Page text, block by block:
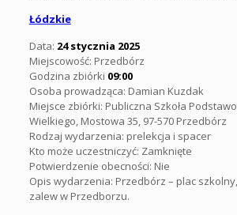
Łódzkie
Data: 24 stycznia 2025
Miejscowość: Przedbórz
Godzina zbiórki 09:00
Osoba prowadząca: Damian Kuzdak
Miejsce zbiórki: Publiczna Szkoła
Wielkiego, Mostowa 35, 97-570 Przedbórz
Rodzaj wydarzenia: prelekcja i spacer
Kto może uczestniczyć: Zamknięte
Potwierdzenie obecności: Nie
Opis wydarzenia: Przedbórz – plac
zalew w Przedborzu.